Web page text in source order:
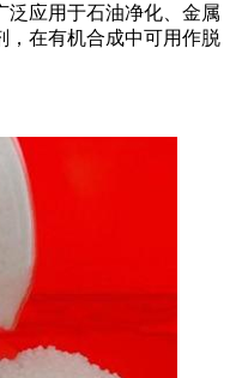
泛应用于石油净化、金属
，在有机合成中可用作脱